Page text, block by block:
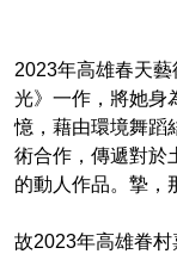
2023年高雄春天
光》一作，將她身
憶，藉由環境舞蹈
術合作，傳遞對於
的動人作品。摯，
故2023年高雄眷